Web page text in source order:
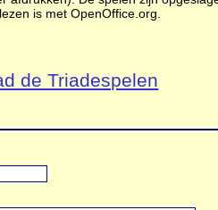
is met OpenOffice.org.
de Triadespelen